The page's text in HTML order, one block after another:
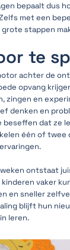
bepaalt dus
met een
stappen
te
achter de
opvang
zingen en
denken en
beseffen dat ze
één of twee
ontstaat
kinderen vaker
en sneller
blijft hun
leren.